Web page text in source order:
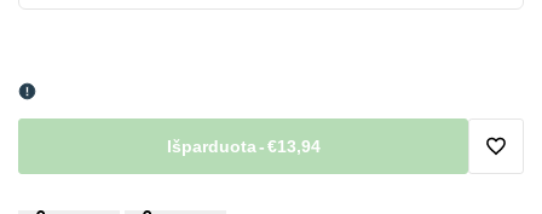
Išparduota-€13,94